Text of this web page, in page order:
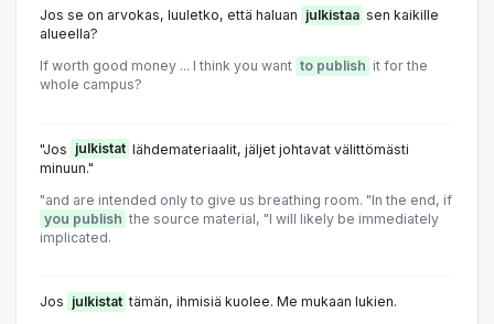
Jos se on arvokas, luuletko, että haluan julkistaa sen kaikille
alueella?
If worth good money ... I think you want to publish it for the
whole campus?
"Jos julkistat lähdemateriaalit, jäljet johtavat välittömästi
minuun."
"and are intended only to give us breathing room. "In the end, if
you publish the source material, "I will likely be immediately
implicated.
Jos julkistat tämän, ihmisiä kuolee. Me mukaan lukien.